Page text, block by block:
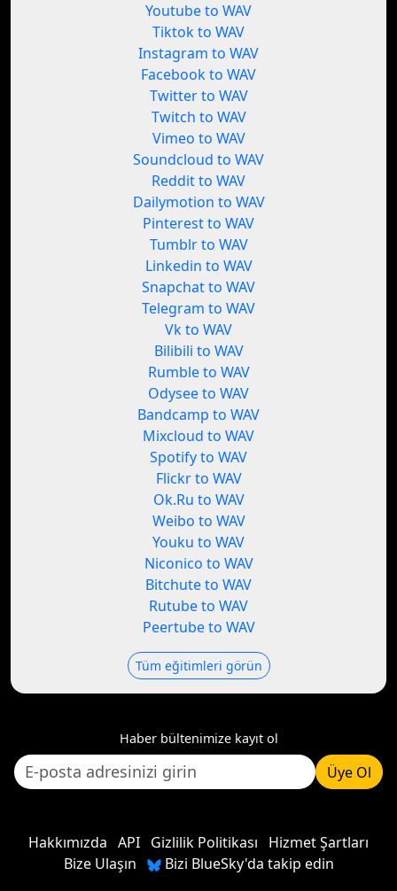
Youtube to WAV
Tiktok to WAV
Instagram to WAV
Facebook to WAV
Twitter to WAV
Twitch to WAV
Vimeo to WAV
Soundcloud to WAV
Reddit to WAV
Dailymotion to WAV
Pinterest to WAV
Tumblr to WAV
Linkedin to WAV
Snapchat to WAV
Telegram to WAV
Vk to WAV
Bilibili to WAV
Rumble to WAV
Odysee to WAV
Bandcamp to WAV
Mixcloud to WAV
Spotify to WAV
Flickr to WAV
Ok.Ru to WAV
Weibo to WAV
Youku to WAV
Niconico to WAV
Bitchute to WAV
Rutube to WAV
Peertube to WAV
Tüm eğitimleri görün
Haber bültenimize kayıt ol
Üye Ol
Hakkımızda API Gizlilik Politikası
Hizmet Şartları
Bize Ulaşın
Bizi BlueSky'da takip edin